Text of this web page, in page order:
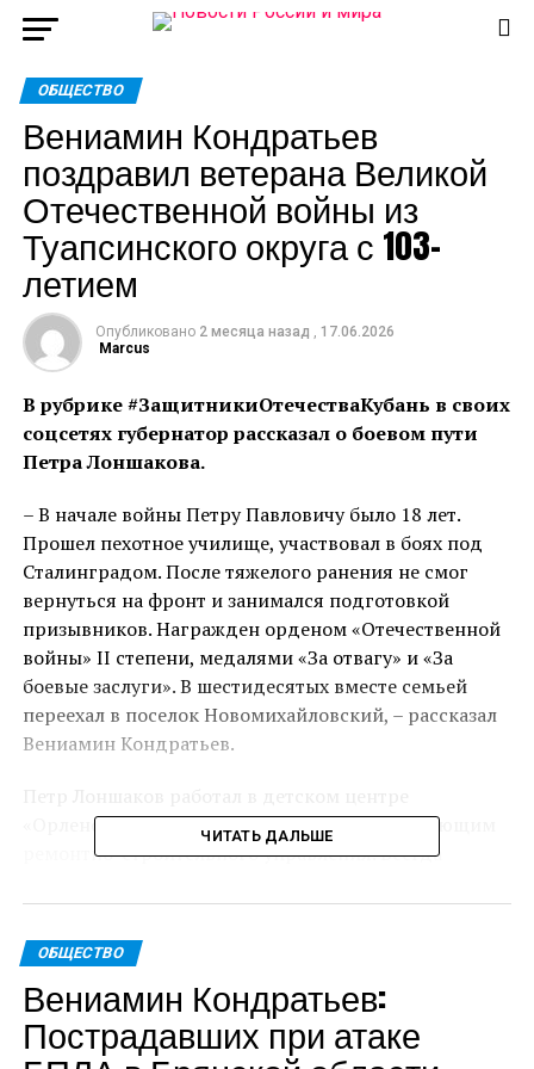
ОБЩЕСТВО
Вениамин Кондратьев
поздравил ветерана Великой
Отечественной войны из
Туапсинского округа с 103-
летием
Опубликовано 2 месяца назад , 17.06.2026
Marcus
В рубрике #ЗащитникиОтечестваКубань в своих
соцсетях губернатор рассказал о боевом пути
Петра Лоншакова.
– В начале войны Петру Павловичу было 18 лет.
Прошел пехотное училище, участвовал в боях под
Сталинградом. После тяжелого ранения не смог
вернуться на фронт и занимался подготовкой
призывников. Награжден орденом «Отечественной
войны» II степени, медалями «За отвагу» и «За
боевые заслуги». В шестидесятых вместе семьей
переехал в поселок Новомихайловский, – рассказал
Вениамин Кондратьев.
«Орленок» сначала столяром, потом – заведующим
ремонтно-строительного управления. Всегда
округа и общался с молодежью.
Глава региона пожелал ветерану крепкого здоровья
и благополучия.
Пресс-служба администрации Краснодарского края
ЧИТАТЬ ДАЛЬШЕ
ОБЩЕСТВО
Вениамин Кондратьев:
Пострадавших при атаке